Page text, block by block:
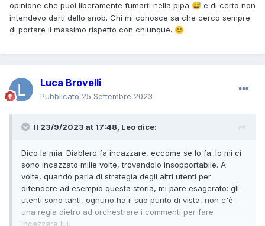
Epilogo con Tex sulla tomba di Lilyth al tramonto.
Tex: "Erano tre balordi, Lilyth. Tre balordi come Higgins,
riserva. Gente pronta a vendere la propria anima in cambio
Cherokee è salva. Non sono riuscito a salvarti, ma laggiù, in
Oklahoma, vi sono due giovani sposi che possono ancora
amarsi e questo riscalda il mio cuore e vorrei che tu fossi
volto in ombra per non far vedere gli occhi lucidi.
In cielo le nubi delineano la figura di Lilyth.
Fine.
Ed è subito Gran Guinigi.
opinione che puoi liberamente fumarti nella pipa 😅 e di certo non
intendevo darti dello snob. Chi mi conosce sa che cerco sempre
di portare il massimo rispetto con chiunque. 😊
Luca Brovelli
Pubblicato 25 Settembre 2023
Il 23/9/2023 at 17:48, Leo dice:
Dico la mia. Diablero fa incazzare, eccome se lo fa. Io mi ci
sono incazzato mille volte, trovandolo insopportabile. A
volte, quando parla di strategia degli altri utenti per
difendere ad esempio questa storia, mi pare esagerato: gli
utenti sono tanti, ognuno ha il suo punto di vista, non c'è
una regia dietro ad orchestrare i commenti per fare
incazzare lui.